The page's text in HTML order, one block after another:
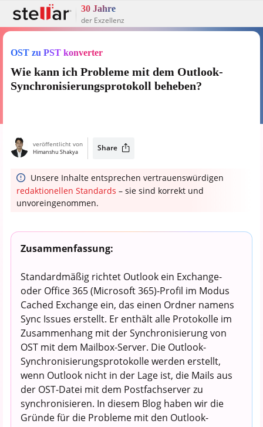
30 Jahre
der Exzellenz
OST zu PST konverter
Wie kann ich Probleme mit dem Outlook-
Synchronisierungsprotokoll beheben?
veröffentlicht von
Himanshu Shakya Share
Unsere Inhalte entsprechen vertrauenswürdigen
redaktionellen Standards – sie sind korrekt und
unvoreingenommen.
Zusammenfassung:
Standardmäßig richtet Outlook ein Exchange-
oder Office 365 (Microsoft 365)-Profil im Modus
Cached Exchange ein, das einen Ordner namens
Sync Issues erstellt. Er enthält alle Protokolle im
Zusammenhang mit der Synchronisierung von
OST mit dem Mailbox-Server. Die Outlook-
Synchronisierungsprotokolle werden erstellt,
wenn Outlook nicht in der Lage ist, die Mails aus
der OST-Datei mit dem Postfachserver zu
synchronisieren. In diesem Blog haben wir die
Gründe für die Probleme mit den Outlook-